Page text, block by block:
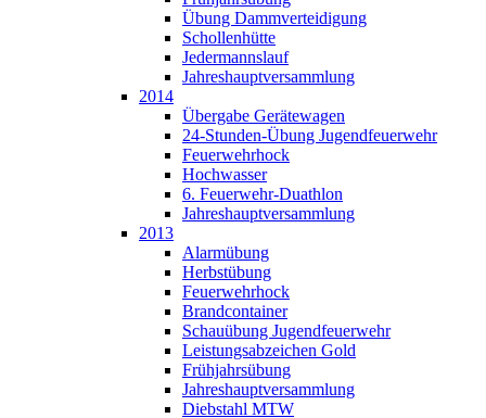
Übung Dammverteidigung
Schollenhütte
Jedermannslauf
Jahreshauptversammlung
2014
Übergabe Gerätewagen
24-Stunden-Übung Jugendfeuerwehr
Feuerwehrhock
Hochwasser
6. Feuerwehr-Duathlon
Jahreshauptversammlung
2013
Alarmübung
Herbstübung
Feuerwehrhock
Brandcontainer
Schauübung Jugendfeuerwehr
Leistungsabzeichen Gold
Frühjahrsübung
Jahreshauptversammlung
Diebstahl MTW